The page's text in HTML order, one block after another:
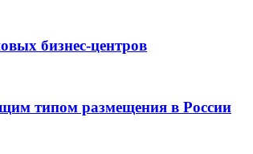
бизнес-центров
типом размещения в России